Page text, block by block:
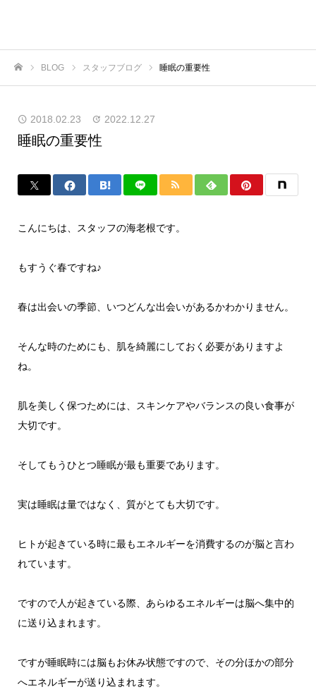
BLOG スタッフブログ 睡眠の重要性
2018.02.23 2022.12.27
睡眠の重要性
こんにちは、スタッフの海老根です。
もすうぐ春ですね♪
春は出会いの季節、いつどんな出会いがあるかわかりません。
そんな時のためにも、肌を綺麗にしておく必要がありますよ
ね。
肌を美しく保つためには、スキンケアやバランスの良い食事が
大切です。
そしてもうひとつ睡眠が最も重要であります。
実は睡眠は量ではなく、質がとても大切です。
ヒトが起きている時に最もエネルギーを消費するのが脳と言わ
れています。
ですので人が起きている際、あらゆるエネルギーは脳へ集中的
に送り込まれます。
ですが睡眠時には脳もお休み状態ですので、その分ほかの部分
へエネルギーが送り込まれます。